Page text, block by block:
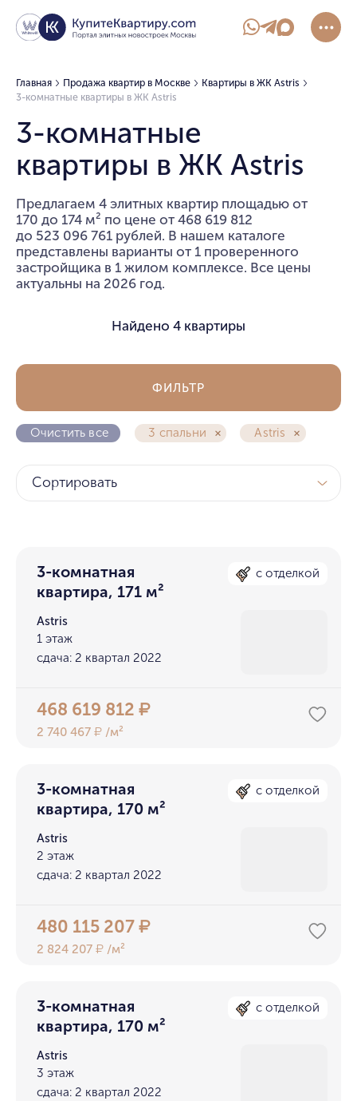
Главная Продажа квартир в Москве
Квартиры в ЖК Astris
3-комнатные квартиры в ЖК Astris
3-комнатные
квартиры в ЖК Astris
Предлагаем 4 элитных квартир площадью от
170 до 174 м² по цене от 468 619 812
до 523 096 761 рублей. В нашем каталоге
представлены варианты от 1 проверенного
застройщика в 1 жилом комплексе. Все цены
актуальны на 2026 год.
Найдено 4 квартиры
Очистить все 3 спальни Astris
ФИЛЬТР
Сортировать
3-комнатная
квартира, 171 м²
с отделкой
Astris
1 этаж
сдача: 2 квартал 2022
468 619 812₽
2 740 467₽ /м²
3-комнатная
квартира, 170 м²
с отделкой
Astris
2 этаж
сдача: 2 квартал 2022
480 115 207₽
2 824 207₽ /м²
3-комнатная
квартира, 170 м²
с отделкой
Astris
3 этаж
сдача: 2 квартал 2022